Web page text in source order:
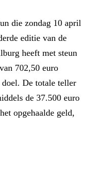
die zondag 10 april
editie van de
heeft met steun
702,50 euro
doel. De totale teller
de 37.500 euro
opgehaalde geld,